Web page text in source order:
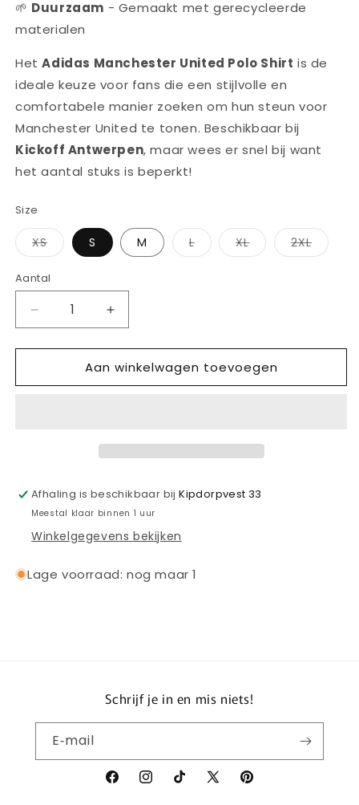
🌱 Duurzaam - Gemaakt met gerecycleerde
materialen
HetAdidas Manchester United Polo Shirt is de
ideale keuze voor fans die een stijlvolle en
comfortabele manier zoeken om hun steun voor
Manchester United te tonen. Beschikbaar bij
Kickoff Antwerpen, maar wees er snel bij want
het aantal stuks is beperkt!
Size
XSVariant
uitverkocht
niet
beschikbaar
S M LVariant
uitverkocht
XLVariant
uitverkocht
2XLVariant
Aantal
Aantal
Aantal
verlagen
voor
ADIDAS
MANCHESTER
Aantal
verhogen
voor
ADIDAS
MANCHESTER
Aan winkelwagen toevoegen
Afhaling is beschikbaar bijKipdorpvest 33
Meestal klaar binnen 1 uur
Winkelgegevens bekijken
Lage voorraad: nog maar 1
Schrijf je in en mis niets!
E‑mail
FacebookInstagramTikTokX
Pinterest